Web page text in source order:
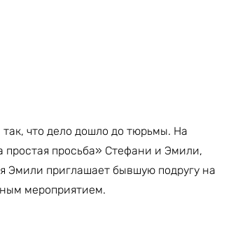
так, что дело дошло до тюрьмы. На
просьба» Стефани и Эмили,
Эмили приглашает бывшую подругу на
мероприятием.